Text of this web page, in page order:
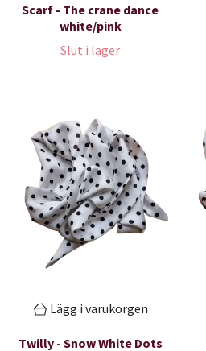
Scarf - The crane dance
white/pink
Slut i lager
Lägg i varukorgen
Twilly - Snow White Dots